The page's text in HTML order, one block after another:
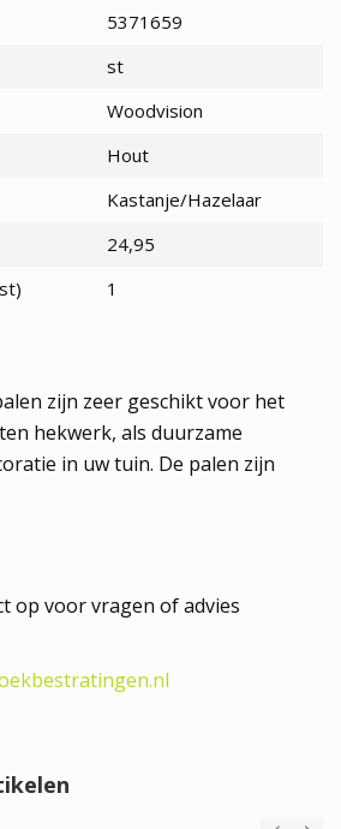
5371659
st
Woodvision
Hout
Kastanje/Hazelaar
24,95
1
zijn zeer geschikt voor het
hekwerk, als duurzame
in uw tuin. De palen zijn
op voor vragen of advies